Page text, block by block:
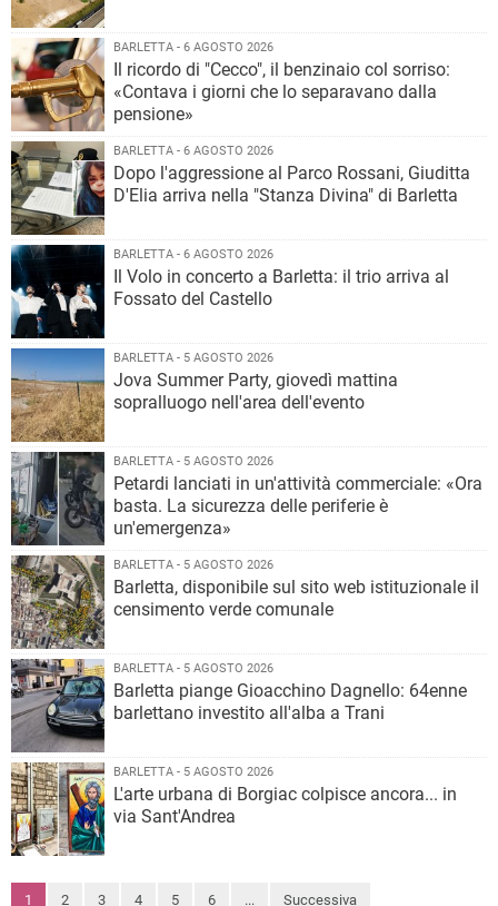
BARLETTA - 6 AGOSTO 2026
Il ricordo di "Cecco", il benzinaio col sorriso:
«Contava i giorni che lo separavano dalla
pensione»
BARLETTA - 6 AGOSTO 2026
Dopo l'aggressione al Parco Rossani, Giuditta
D'Elia arriva nella "Stanza Divina" di Barletta
BARLETTA - 6 AGOSTO 2026
Il Volo in concerto a Barletta: il trio arriva al
Fossato del Castello
BARLETTA - 5 AGOSTO 2026
Jova Summer Party, giovedì mattina
sopralluogo nell'area dell'evento
BARLETTA - 5 AGOSTO 2026
Petardi lanciati in un'attività commerciale: «Ora
basta. La sicurezza delle periferie è
un'emergenza»
BARLETTA - 5 AGOSTO 2026
Barletta, disponibile sul sito web istituzionale il
censimento verde comunale
BARLETTA - 5 AGOSTO 2026
Barletta piange Gioacchino Dagnello: 64enne
barlettano investito all'alba a Trani
BARLETTA - 5 AGOSTO 2026
L'arte urbana di Borgiac colpisce ancora... in
via Sant'Andrea
1 2 3 4 5 6 ... Successiva